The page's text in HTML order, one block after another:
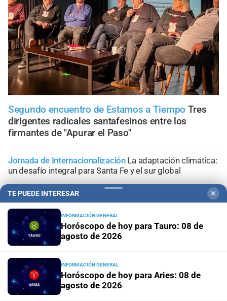
Segundo encuentro de Estamos a Tiempo Tres
dirigentes radicales santafesinos entre los
firmantes de "Apurar el Paso"
Jornada de Internacionalización La adaptación climática:
un desafío integral para Santa Fe y el sur global
Lo confirmó Coudannes
Pullaro viaja a Chile con agenda
productiva vinculada al puerto de Rosario
Proyecto de LosadaContundente rechazo del
radicalismo nacional al dictamen sobre falsas denuncias
Congreso de la NaciónLey de Propiedad Privada: cómo
votaron Losada, Galaretto y Lewandowski en el Senado
TE PUEDE INTERESAR ✕
INFORMACIÓN GENERAL
Horóscopo de hoy para Tauro: 08 de
agosto de 2026
INFORMACIÓN GENERAL
Horóscopo de hoy para Aries: 08 de
agosto de 2026